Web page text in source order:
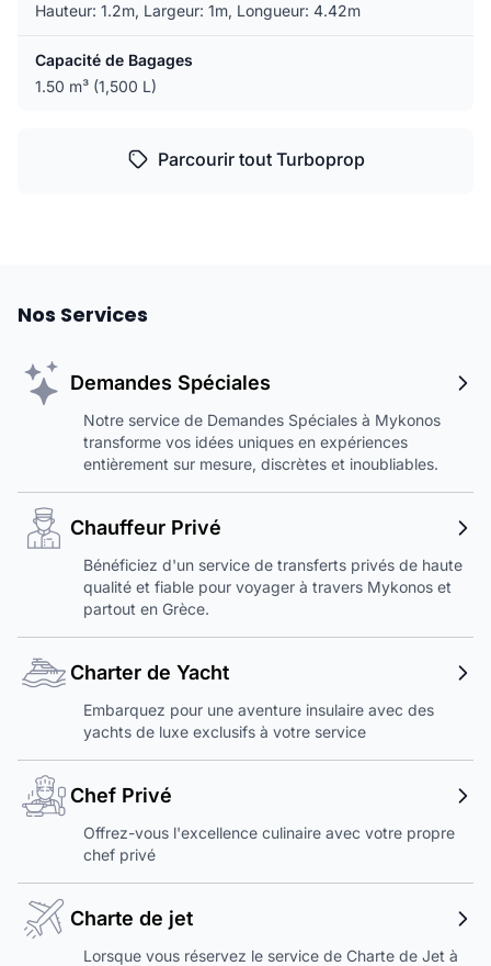
Hauteur: 1.2m, Largeur: 1m, Longueur: 4.42m
Capacité de Bagages
1.50 m³ (1,500 L)
Parcourir tout Turboprop
Nos Services
Demandes Spéciales
Notre service de Demandes Spéciales à Mykonos
transforme vos idées uniques en expériences
entièrement sur mesure, discrètes et inoubliables.
Chauffeur Privé
Bénéficiez d'un service de transferts privés de haute
qualité et fiable pour voyager à travers Mykonos et
partout en Grèce.
Charter de Yacht
Embarquez pour une aventure insulaire avec des
yachts de luxe exclusifs à votre service
Chef Privé
Offrez-vous l'excellence culinaire avec votre propre
chef privé
Charte de jet
Lorsque vous réservez le service de Charte de Jet à